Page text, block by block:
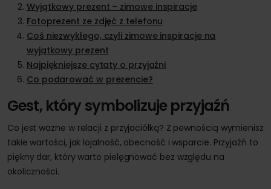
Wyjątkowy prezent – zimowe inspiracje
Fotoprezent ze zdjęć z telefonu
Coś niezwykłego, czyli zimowe inspiracje na
wyjątkowy prezent
Najpiękniejsze cytaty o przyjaźni
Co podarować w prezencie?
Gest, który symbolizuje przyjaźń
Co jest ważne w relacji z przyjaciółką? Z pewnością wymienisz
takie wartości, jak lojalność, obecność i wsparcie. Przyjaźń to
piękny dar, który warto pielęgnować bez względu na
okoliczności.